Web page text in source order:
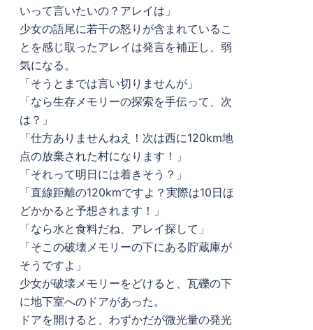
いって言いたいの？アレイは」
少女の語尾に若干の怒りが含まれているこ
とを感じ取ったアレイは発言を補正し、弱
気になる。
「そうとまでは言い切りませんが」
「なら生存メモリーの探索を手伝って、次
は？」
「仕方ありませんねえ！次は西に120km地
点の放棄された村になります！」
「それって明日には着きそう？」
「直線距離の120kmですよ？実際は10日ほ
どかかると予想されます！」
「なら水と食料だね、アレイ探して」
「そこの破壊メモリーの下にある貯蔵庫が
そうですよ」
少女が破壊メモリーをどけると、瓦礫の下
に地下室へのドアがあった。
ドアを開けると、わずかだが微光量の発光